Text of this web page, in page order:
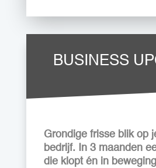
BUSINESS
Grondige frisse blik op
bedrijf. In 3 maanden
die klopt én in